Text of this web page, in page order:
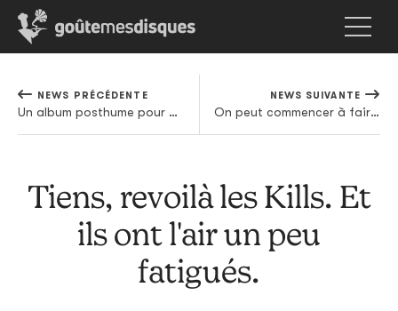
NEWS PRÉCÉDENTE
Un album posthume pour DJ Rashad
NEWS SUIVANTE
On peut commencer à faire dans notre froc: M83 revient en avril et le premier single est là
Tiens, revoilà les Kills. Et
ils ont l'air un peu
fatigués.